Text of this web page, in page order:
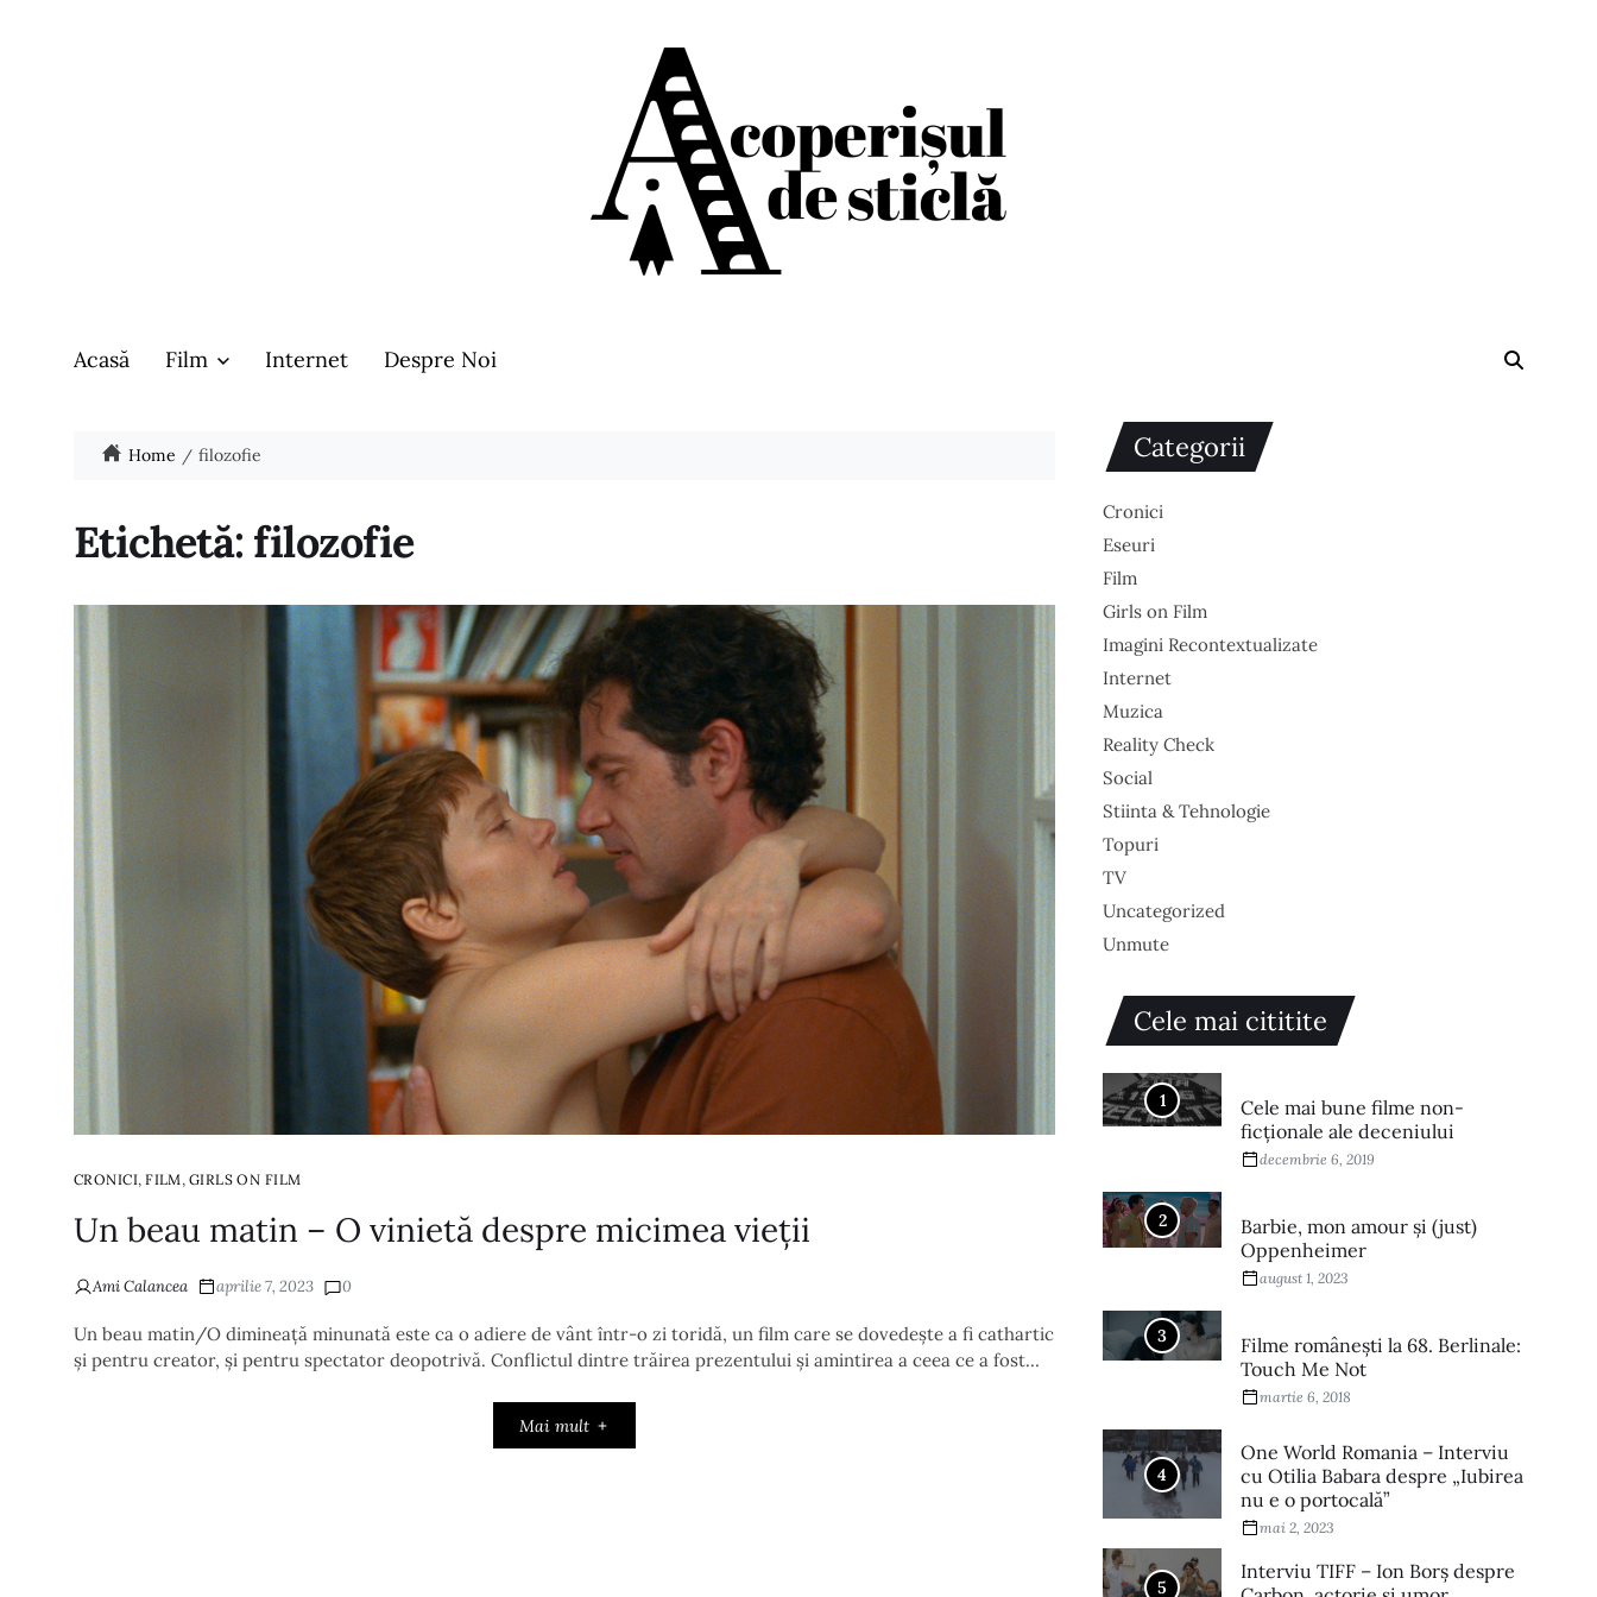
Acasă Film Internet Despre Noi
Home filozofie
Etichetă: filozofie
CRONICI,FILM, GIRLS ON FILM
Un beau matin – O vinietă despre micimea vieții
Ami Calancea aprilie 7, 2023 0
Un beau matin/O dimineață minunată este ca o adiere de vânt într-o zi toridă, un film care se dovedește a fi cathartic
și pentru creator, și pentru spectator deopotrivă. Conflictul dintre trăirea prezentului și amintirea a ceea ce a fost…
Mai mult
Categorii
Cronici
Eseuri
Film
Girls on Film
Imagini Recontextualizate
Internet
Muzica
Reality Check
Social
Stiinta & Tehnologie
Topuri
TV
Uncategorized
Unmute
Cele mai cititite
1
Cele mai bune filme non-
ficționale ale deceniului
decembrie 6, 2019
2
Barbie, mon amour și (just)
Oppenheimer
august 1, 2023
3
Filme româneşti la 68. Berlinale:
Touch Me Not
martie 6, 2018
4
One World Romania – Interviu
cu Otilia Babara despre „Iubirea
nu e o portocală”
mai 2, 2023
5
Interviu TIFF – Ion Borș despre